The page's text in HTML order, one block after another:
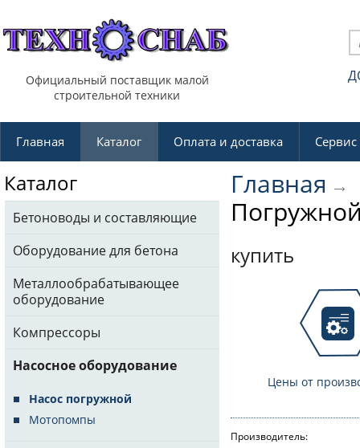
Официальный поставщик малой
строительной техники
Главная Каталог Оплата и доставка
Каталог
Бетоноводы и составляющие
Оборудование для бетона
Металлообрабатывающее
оборудование
Компрессоры
Насосное оборудование
Насос погружной
Мотопомпы
Главная
купить
Цены от
Производитель: